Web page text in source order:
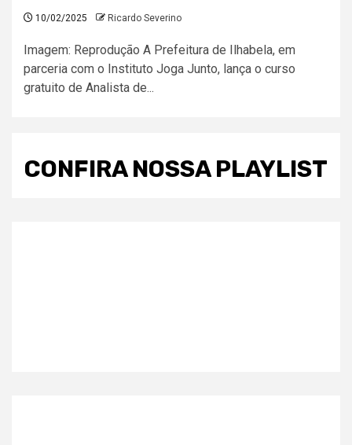
10/02/2025 Ricardo Severino
Imagem: Reprodução A Prefeitura de Ilhabela, em
parceria com o Instituto Joga Junto, lança o curso
gratuito de Analista de...
CONFIRA NOSSA PLAYLIST